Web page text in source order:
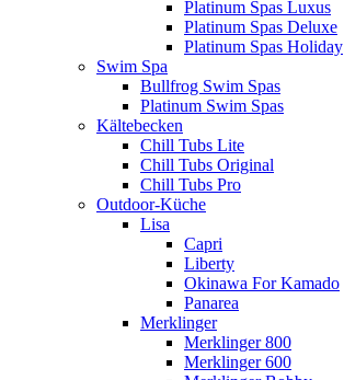
Platinum Spas Luxus
Platinum Spas Deluxe
Platinum Spas Holiday
Swim Spa
Bullfrog Swim Spas
Platinum Swim Spas
Kältebecken
Chill Tubs Lite
Chill Tubs Original
Chill Tubs Pro
Outdoor-Küche
Lisa
Capri
Liberty
Okinawa For Kamado
Panarea
Merklinger
Merklinger 800
Merklinger 600